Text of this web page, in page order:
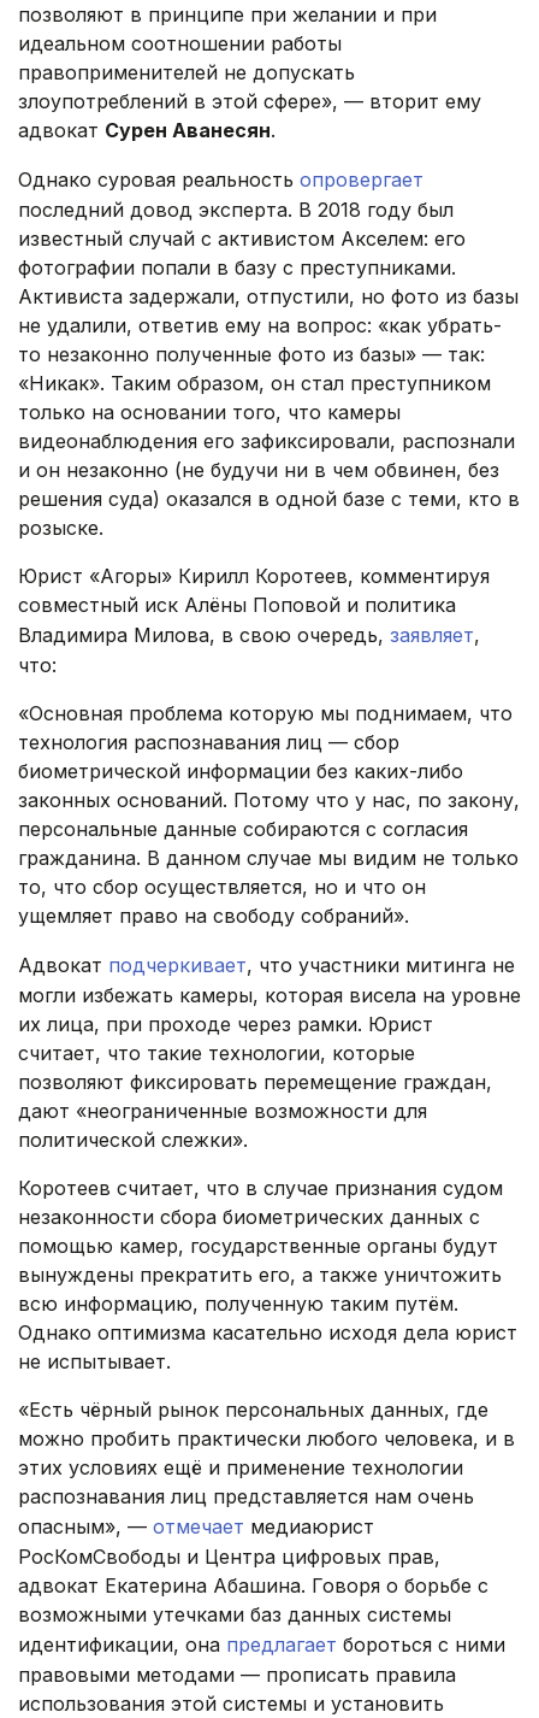
позволяют в принципе при желании и при
идеальном соотношении работы
правоприменителей не допускать
злоупотреблений в этой сфере», — вторит ему
адвокат Сурен Аванесян.
Однако суровая реальность опровергает
последний довод эксперта. В 2018 году был
известный случай с активистом Акселем: его
фотографии попали в базу с преступниками.
Активиста задержали, отпустили, но фото из базы
не удалили, ответив ему на вопрос: «как убрать-
то незаконно полученные фото из базы» — так:
«Никак». Таким образом, он стал преступником
только на основании того, что камеры
видеонаблюдения его зафиксировали, распознали
и он незаконно (не будучи ни в чем обвинен, без
решения суда) оказался в одной базе с теми, кто в
розыске.
Юрист «Агоры» Кирилл Коротеев, комментируя
совместный иск Алёны Поповой и политика
Владимира Милова, в свою очередь, заявляет,
что:
«Основная проблема которую мы поднимаем, что
технология распознавания лиц — сбор
биометрической информации без каких-либо
законных оснований. Потому что у нас, по закону,
персональные данные собираются с согласия
гражданина. В данном случае мы видим не только
то, что сбор осуществляется, но и что он
ущемляет право на свободу собраний».
Адвокат подчеркивает, что участники митинга не
могли избежать камеры, которая висела на уровне
их лица, при проходе через рамки. Юрист
считает, что такие технологии, которые
позволяют фиксировать перемещение граждан,
дают «неограниченные возможности для
политической слежки».
Коротеев считает, что в случае признания судом
незаконности сбора биометрических данных с
помощью камер, государственные органы будут
вынуждены прекратить его, а также уничтожить
всю информацию, полученную таким путём.
Однако оптимизма касательно исходя дела юрист
не испытывает.
«Есть чёрный рынок персональных данных, где
можно пробить практически любого человека, и в
этих условиях ещё и применение технологии
распознавания лиц представляется нам очень
опасным», — отмечает медиаюрист
РосКомСвободы и Центра цифровых прав,
адвокат Екатерина Абашина. Говоря о борьбе с
возможными утечками баз данных системы
идентификации, она предлагает бороться с ними
правовыми методами — прописать правила
использования этой системы и установить